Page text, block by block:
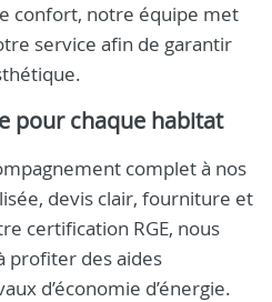
confort, notre équipe met
service afin de garantir
pour chaque habitat
complet à nos
devis clair, fourniture et
certification RGE, nous
profiter des aides
d’économie d’énergie.